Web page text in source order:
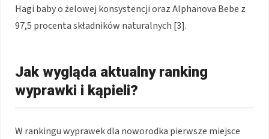
Hagi baby o żelowej konsystencji oraz Alphanova Bebe z
97,5 procenta składników naturalnych [3].
Jak wygląda aktualny ranking
wyprawki i kąpieli?
W rankingu wyprawek dla noworodka pierwsze miejsce